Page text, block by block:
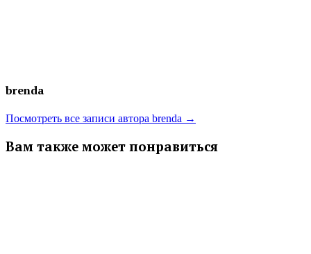
brenda
Посмотреть все записи автора brenda →
Вам также может понравиться